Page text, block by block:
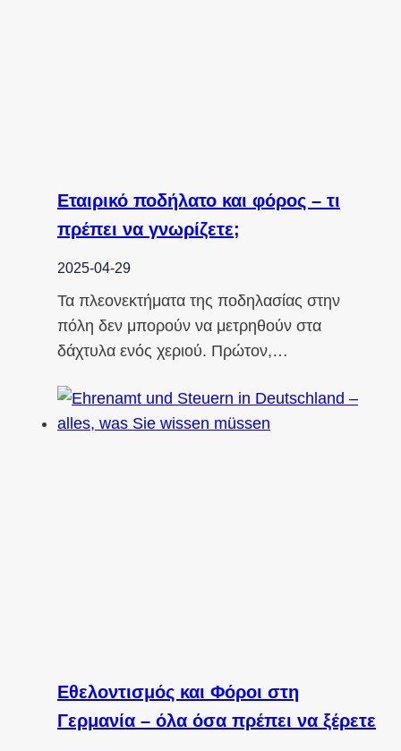
Εταιρικό ποδήλατο και φόρος – τι
πρέπει να γνωρίζετε;
2025-04-29
Τα πλεονεκτήματα της ποδηλασίας στην
πόλη δεν μπορούν να μετρηθούν στα
δάχτυλα ενός χεριού. Πρώτον,…
Εθελοντισμός και Φόροι στη
Γερμανία – όλα όσα πρέπει να ξέρετε